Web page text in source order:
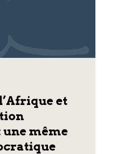
et
même